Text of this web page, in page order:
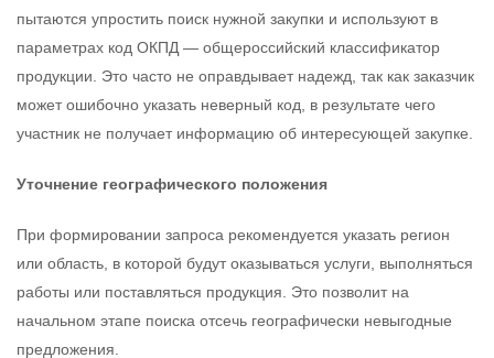
пытаются упростить поиск нужной закупки и используют в
параметрах код ОКПД — общероссийский классификатор
продукции. Это часто не оправдывает надежд, так как заказчик
может ошибочно указать неверный код, в результате чего
участник не получает информацию об интересующей закупке.
Уточнение географического положения
При формировании запроса рекомендуется указать регион
или область, в которой будут оказываться услуги, выполняться
работы или поставляться продукция. Это позволит на
начальном этапе поиска отсечь географически невыгодные
предложения.